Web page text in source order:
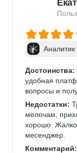
Доволен.
Достоинства:
удобная
вопросы и
Недостатки:
мелочам,
хорошо.
месенджер.
Комментарий: